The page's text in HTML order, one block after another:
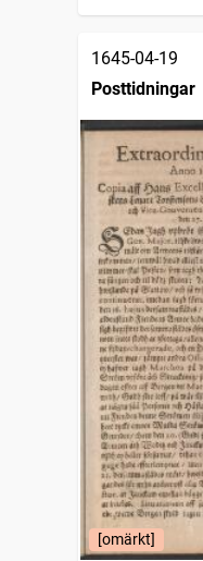
1645-04-19
Posttidningar
[omärkt]